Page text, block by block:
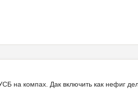
на компах. Дак включить как нефиг